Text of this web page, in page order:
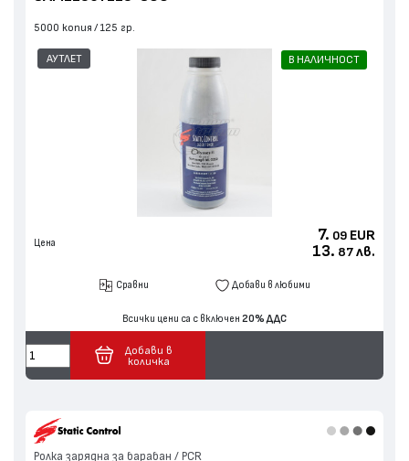
5000 копия 125 гр.
АУТЛЕТ В НАЛИЧНОСТ
Цена 7. 09 EUR
13. 87 лв.
Сравни Добави в любими
Всички цени са с включен 20% ДДС
Добави в
количка
Ролка зарядна за барабан / PCR